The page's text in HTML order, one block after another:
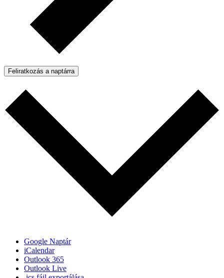
Feliratkozás a naptárra
Google Naptár
iCalendar
Outlook 365
Outlook Live